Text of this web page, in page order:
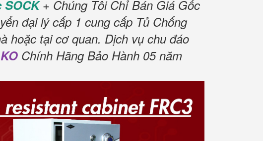
SOCK+ Chúng Tôi Chỉ Bán Giá Gốc
đại lý cấp 1 cung cấp Tủ Chống
hoặc tại cơ quan. Dịch vụ chu đáo
Chính Hãng Bảo Hành 05 năm